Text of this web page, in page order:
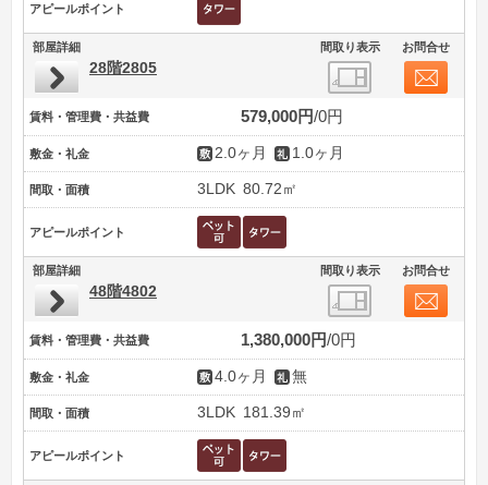
アピールポイント
部屋詳細 間取り表示 お問合せ
28階2805
賃料・管理費・共益費 579,000円 0円
敷金・礼金 2.0ヶ月 1.0ヶ月
間取・面積 3LDK 80.72㎡
アピールポイント
部屋詳細 間取り表示 お問合せ
48階4802
賃料・管理費・共益費 1,380,000円 0円
敷金・礼金 4.0ヶ月 無
間取・面積 3LDK 181.39㎡
アピールポイント